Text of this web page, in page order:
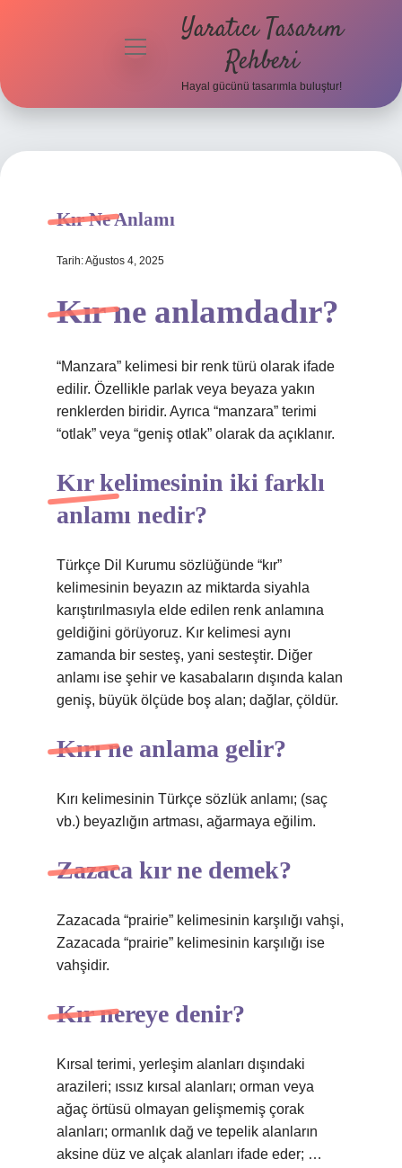
Hakkımızda
menüyü
Yaratıcı Tasarım
Rehberi
Hayal gücünü tasarımla buluştur!
Kır Ne Anlamı
Tarih: Ağustos 4, 2025
Kır ne anlamdadır?
“Manzara” kelimesi bir renk türü olarak ifade
edilir. Özellikle parlak veya beyaza yakın
renklerden biridir. Ayrıca “manzara” terimi
“otlak” veya “geniş otlak” olarak da açıklanır.
Kır kelimesinin iki farklı
anlamı nedir?
Türkçe Dil Kurumu sözlüğünde “kır”
kelimesinin beyazın az miktarda siyahla
karıştırılmasıyla elde edilen renk anlamına
geldiğini görüyoruz. Kır kelimesi aynı
zamanda bir sesteş, yani sesteştir. Diğer
anlamı ise şehir ve kasabaların dışında kalan
geniş, büyük ölçüde boş alan; dağlar, çöldür.
Kırı ne anlama gelir?
Kırı kelimesinin Türkçe sözlük anlamı; (saç
vb.) beyazlığın artması, ağarmaya eğilim.
Zazaca kır ne demek?
Zazacada “prairie” kelimesinin karşılığı vahşi,
Zazacada “prairie” kelimesinin karşılığı ise
vahşidir.
Kır nereye denir?
Kırsal terimi, yerleşim alanları dışındaki
arazileri; ıssız kırsal alanları; orman veya
ağaç örtüsü olmayan gelişmemiş çorak
alanları; ormanlık dağ ve tepelik alanların
aksine düz ve alçak alanları ifade eder; …